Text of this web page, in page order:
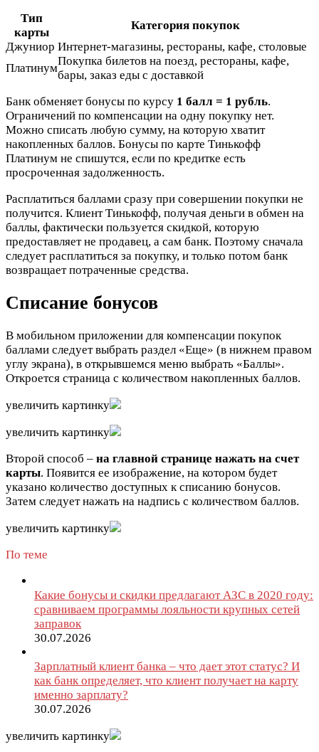
Тип
карты
Категория покупок
Джуниор Интернет-магазины, рестораны, кафе, столовые
Платинум
Покупка билетов на поезд, рестораны, кафе,
бары, заказ еды с доставкой
Банк обменяет бонусы по курсу 1 балл = 1 рубль.
Ограничений по компенсации на одну покупку нет.
Можно списать любую сумму, на которую хватит
накопленных баллов. Бонусы по карте Тинькофф
Платинум не спишутся, если по кредитке есть
просроченная задолженность.
Расплатиться баллами сразу при совершении покупки не
получится. Клиент Тинькофф, получая деньги в обмен на
баллы, фактически пользуется скидкой, которую
предоставляет не продавец, а сам банк. Поэтому сначала
следует расплатиться за покупку, и только потом банк
возвращает потраченные средства.
Списание бонусов
В мобильном приложении для компенсации покупок
баллами следует выбрать раздел «Еще» (в нижнем правом
углу экрана), в открывшемся меню выбрать «Баллы».
Откроется страница с количеством накопленных баллов.
увеличить картинку
увеличить картинку
Второй способ – на главной странице нажать на счет
карты. Появится ее изображение, на котором будет
указано количество доступных к списанию бонусов.
Затем следует нажать на надпись с количеством баллов.
увеличить картинку
По теме
Какие бонусы и скидки предлагают АЗС в 2020 году:
сравниваем программы лояльности крупных сетей
заправок
30.07.2026
Зарплатный клиент банка – что дает этот статус? И
как банк определяет, что клиент получает на карту
именно зарплату?
30.07.2026
увеличить картинку